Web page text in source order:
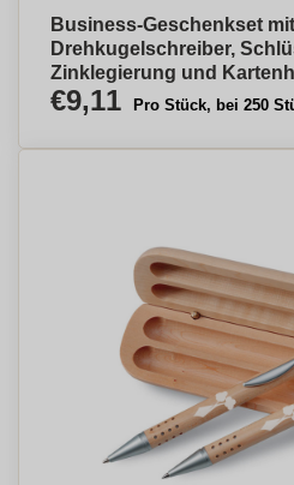
Business-Geschenkset
Drehkugelschreiber,
Zinklegierung und
€9,11 Pro Stück, bei 250